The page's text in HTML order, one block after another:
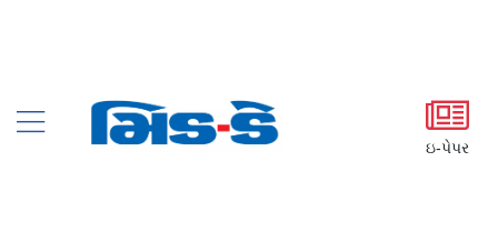
ઇ-પેપર